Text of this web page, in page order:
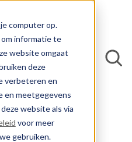
computer op.
informatie te
website omgaat
deze
verbeteren en
en meetgegevens
website als via
voor meer
gebruiken.